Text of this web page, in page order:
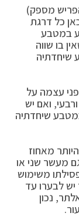
מספק)
כל דרגת
במטבע
בו שווה
שיחדתיה
עצמה על
ואם יש
שיחדתיה
מאחוז
מעשר שני או
משימוש
יש לבערו עד
נכון